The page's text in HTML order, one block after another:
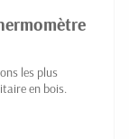
les plus
en bois.